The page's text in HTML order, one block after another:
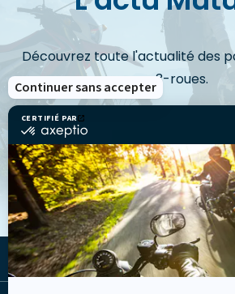
CERTIFIÉ PAR
certifié
Axeptio
-
En
savoir
plus
sur
Axeptio
Continuer sans accepter
Découvrez toute l'actualité des
3-roues.
VOIR LES ACTUS
LA MUTUELLE